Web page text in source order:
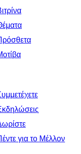
για το Μέλλον